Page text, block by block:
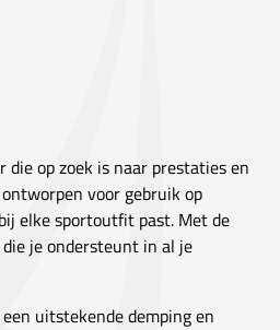
die op zoek is naar prestaties en
voor gebruik op
elke sportoutfit past. Met de
je ondersteunt in al je
uitstekende demping en